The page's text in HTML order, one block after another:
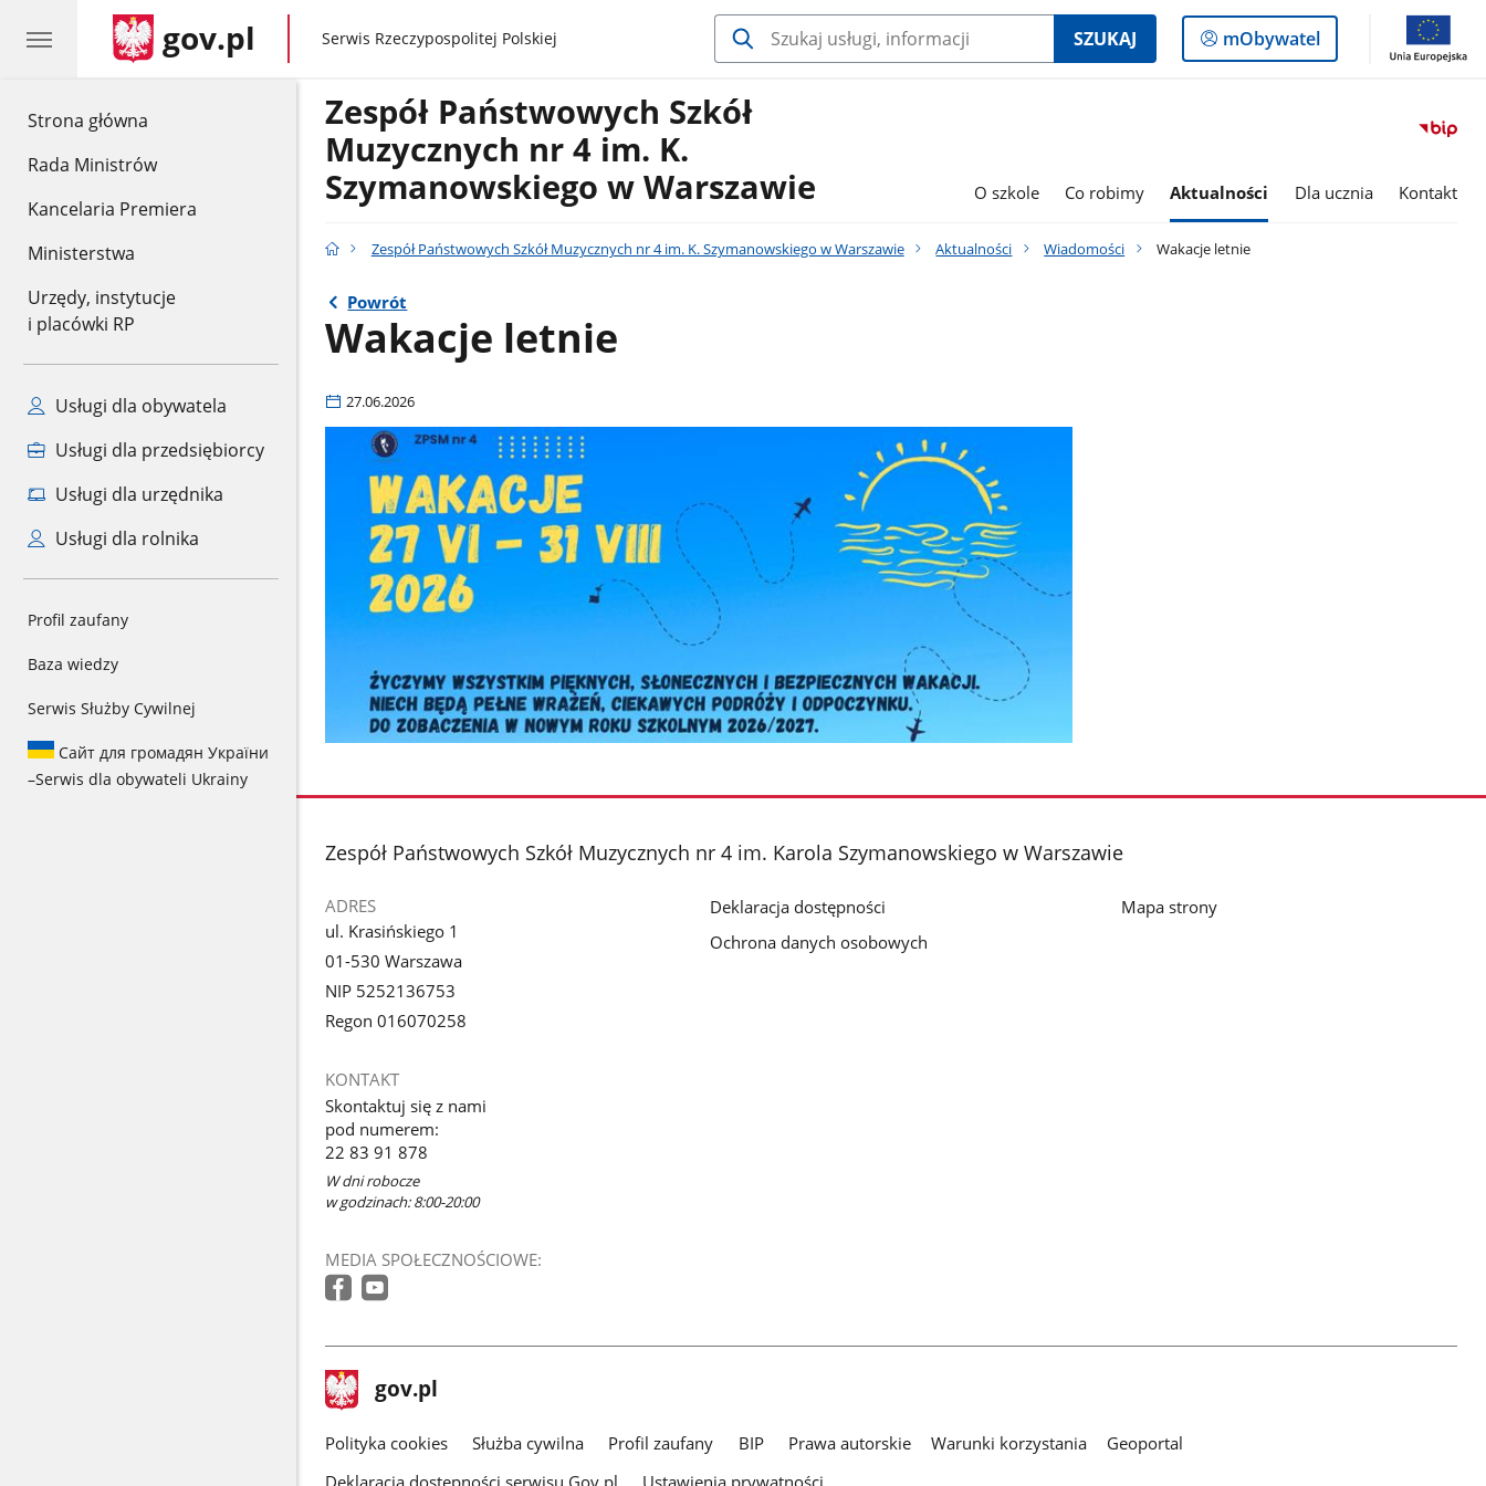
Strona główna
Rada Ministrów
Kancelaria Premiera
Ministerstwa
Urzędy, instytucje
i placówki RP
Usługi dla obywatela
Usługi dla przedsiębiorcy
Usługi dla urzędnika
Usługi dla rolnika
Profil zaufany
Baza wiedzy
Serwis Służby Cywilnej
Сайт для громадян України
–Serwis dla obywateli Ukrainy
gov.pl gov.pl
Serwis Rzeczypospolitej Polskiej SZUKAJ
Logowanie
do
mObywatel
Zespół Państwowych Szkół
Muzycznych nr 4 im. K.
Szymanowskiego w Warszawie
O szkole Co robimy Aktualności Dla ucznia Kontakt
Zespół Państwowych Szkół Muzycznych nr 4 im. K. Szymanowskiego w Warszawie Aktualności Wiadomości Wakacje letnie
Powrót
Wakacje letnie
27.06.2026
stopka
Zespół Państwowych Szkół Muzycznych nr 4 im. Karola Szymanowskiego w Warszawie
ADRES
ul. Krasińskiego 1
01-530 Warszawa
NIP 5252136753
Regon 016070258
KONTAKT
Skontaktuj się z nami
pod numerem:
22 83 91 878
W dni robocze
w godzinach: 8:00-20:00
MEDIA SPOŁECZNOŚCIOWE:
Deklaracja dostępności
Ochrona danych osobowych
Mapa strony
stopka
gov.pl Strona
gov.pl
gov.pl
Polityka cookies Służba cywilna Profil zaufany BIP Prawa autorskie Warunki korzystania
Geoportal